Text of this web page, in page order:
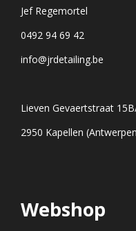
Jef Regemortel
0492 94 69 42
info@jrdetailing.be
Lieven Gevaertstraat
2950 Kapellen
Webshop